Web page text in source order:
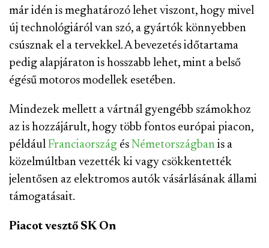
már idén is meghatározó lehet viszont, hogy mivel
új technológiáról van szó, a gyártók könnyebben
csúsznak el a tervekkel. A bevezetés időtartama
pedig alapjáraton is hosszabb lehet, mint a belső
égésű motoros modellek esetében.
Mindezek mellett a vártnál gyengébb számokhoz
az is hozzájárult, hogy több fontos európai piacon,
például Franciaország és Németországban is a
közelmúltban vezették ki vagy csökkentették
jelentősen az elektromos autók vásárlásának állami
támogatásait.
Piacot vesztő SK On